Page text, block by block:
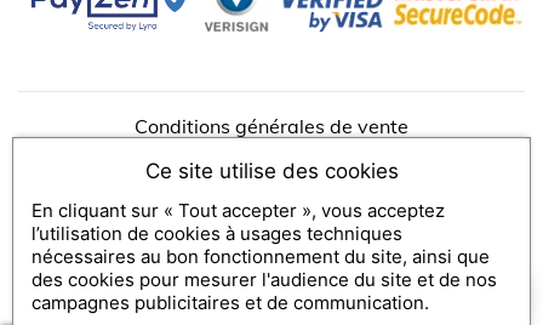
Conditions générales de vente
Hotel Paradiso
135 boulevard Diderot75012 PARIS
reservation@mk2hotelparadiso.com
Comment puis-je vous aider ?
Ce site utilise des cookies
En cliquant sur « Tout accepter », vous acceptez
l’utilisation de cookies à usages techniques
nécessaires au bon fonctionnement du site, ainsi que
des cookies pour mesurer l'audience du site et de nos
campagnes publicitaires et de communication.